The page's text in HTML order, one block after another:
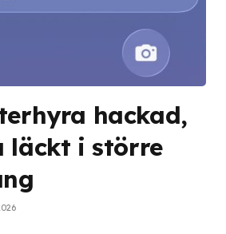
hackad,
läckt i större